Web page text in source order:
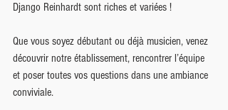
Django Reinhardt sont riches et variées !
Que vous soyez débutant ou déjà musicien, venez
découvrir notre établissement, rencontrer l’équipe
et poser toutes vos questions dans une ambiance
conviviale.